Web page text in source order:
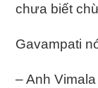
chưa biết
Gavampati
– Anh